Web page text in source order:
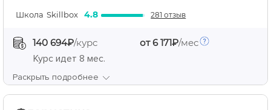
Школа Skillbox 4.8 281 отзыв
140 694₽/курс от 6 171₽/мес
Курс идет 8 мес.
Раскрыть подробнее